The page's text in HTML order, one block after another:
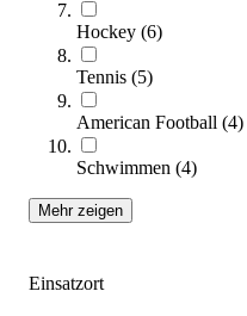
Hockey (6)
Tennis (5)
American Football (4)
Schwimmen (4)
Mehr zeigen
Einsatzort
tanga sports® Ballwagen